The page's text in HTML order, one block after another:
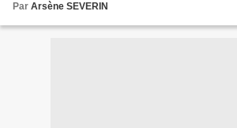
Par Arsène SEVERIN